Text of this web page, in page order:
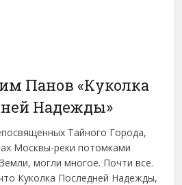
Панов «Куколка
Надежды»
Тайного Города,
Москвы-реки потомками
могли многое. Почти все.
Куколка Последней Надежды,